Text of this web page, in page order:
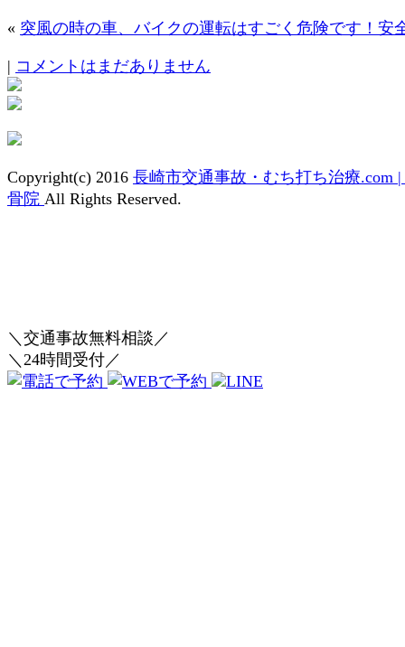
« 突風の時の車、バイクの運転はすごく危険です！安
| コメントはまだありません
Copyright(c) 2016 長崎市交通事故・むち打ち治療.com
骨院 All Rights Reserved.
＼交通事故無料相談／
＼24時間受付／